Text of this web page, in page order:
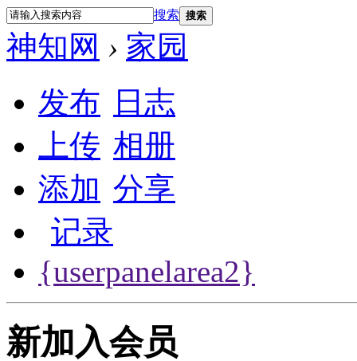
搜索 搜索
神知网 › 家园
发布
日志
上传 相册
添加 分享
记录
{userpanelarea2}
新加入会员